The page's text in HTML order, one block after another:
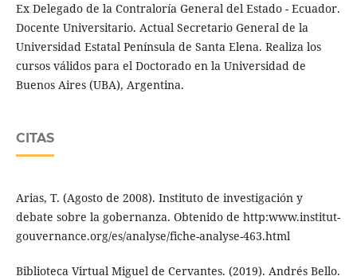
Ex Delegado de la Contraloría General del Estado - Ecuador.
Docente Universitario. Actual Secretario General de la
Universidad Estatal Península de Santa Elena. Realiza los
cursos válidos para el Doctorado en la Universidad de
Buenos Aires (UBA), Argentina.
CITAS
Arias, T. (Agosto de 2008). Instituto de investigación y
debate sobre la gobernanza. Obtenido de http:www.institut-
gouvernance.org/es/analyse/fiche-analyse-463.html
Biblioteca Virtual Miguel de Cervantes. (2019). Andrés Bello.